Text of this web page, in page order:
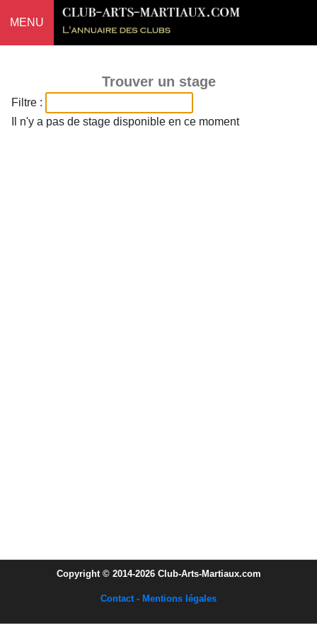
MENU
Trouver un stage
Filtre :
Il n'y a pas de stage disponible en ce moment
Copyright © 2014-2026 Club-Arts-Martiaux.com
Contact - Mentions légales